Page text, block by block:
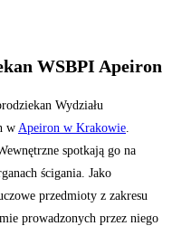
WSBPI Apeiron
Wydziału
w Apeiron w Krakowie
spotkają go na
ścigania. Jako
przedmioty z zakresu
prowadzonych przez niego